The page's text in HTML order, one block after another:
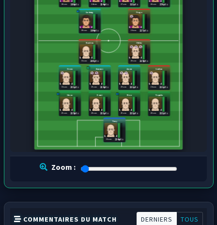
186 pts
30 ans 134 pts
24 ans 113 pts
27 ans 170 pts
28 ans
Ludwig
184 pts
30 ans
Tiago
227 pts
26 ans
Tony
234 pts
31 ans
Unoo
225 pts
25 ans
Domi
221 pts
28 ans
Rioo
221 pts
25 ans
Tequila
222 pts
28 ans
Xeow
231 pts
31 ans
Ananas
229 pts
25 ans
Jason
221 pts
29 ans
Loulou
221 pts
26 ans
Bastien
230 pts
31 ans
Shiba
225 pts
28 ans
Zoom :
COMMENTAIRES DU MATCH DERNIERS TOUS